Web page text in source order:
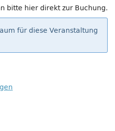
bitte hier direkt zur Buchung.
für diese Veranstaltung